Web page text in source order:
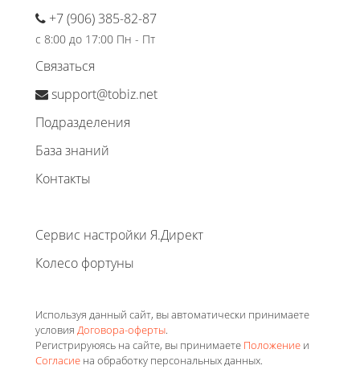
+7 (906) 385-82-87
с 8:00 до 17:00 Пн - Пт
Связаться
support@tobiz.net
Подразделения
База знаний
Контакты
Сервис настройки Я.Директ
Колесо фортуны
Используя данный сайт, вы автоматически принимаете
условия Договора-оферты.
Регистрируюясь на сайте, вы принимаете Положение и
Согласие на обработку персональных данных.